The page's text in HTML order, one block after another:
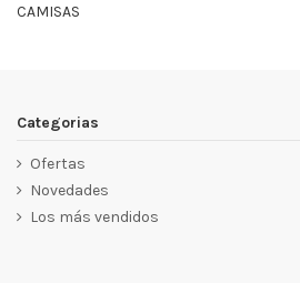
CAMISAS
Categorias
Ofertas
Novedades
Los más vendidos